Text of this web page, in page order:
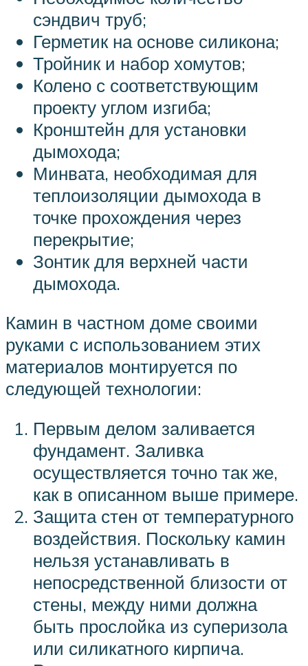
сэндвич труб;
Герметик на основе силикона;
Тройник и набор хомутов;
Колено с соответствующим
проекту углом изгиба;
Кронштейн для установки
дымохода;
Минвата, необходимая для
теплоизоляции дымохода в
точке прохождения через
перекрытие;
Зонтик для верхней части
дымохода.
Камин в частном доме своими
руками с использованием этих
материалов монтируется по
следующей технологии:
Первым делом заливается
фундамент. Заливка
осуществляется точно так же,
как в описанном выше примере.
Защита стен от температурного
воздействия. Поскольку камин
нельзя устанавливать в
непосредственной близости от
стены, между ними должна
быть прослойка из суперизола
или силикатного кирпича.